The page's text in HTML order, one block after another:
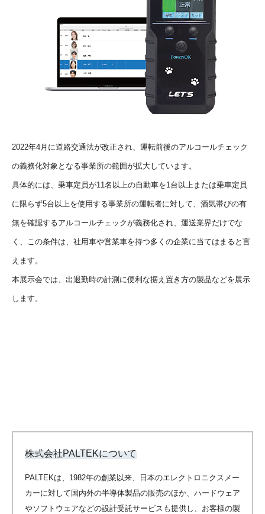
2022年4月に道路交通法が改正され、運転前後のアルコールチェック
の義務化対象となる事業所の範囲が拡大しています。
具体的には、乗車定員が11名以上の自動車を1台以上または乗車定員
に限らず5台以上を使用する事業所の運転者に対して、酒気帯びの有
無を確認するアルコールチェックが義務化され、運送業界だけでな
く、この条件は、社用車や営業車を持つ多くの企業に当てはまると言
えます。
本展示会では、出退勤時の計測に便利な据え置き方の製品などを展示
します。
株式会社PALTEKについて
PALTEKは、1982年の創業以来、日本のエレクトロニクスメー
カーに対して国内外の半導体製品の販売のほか、ハードウェア
やソフトウェアなどの設計受託サービスも提供し、お客様の製